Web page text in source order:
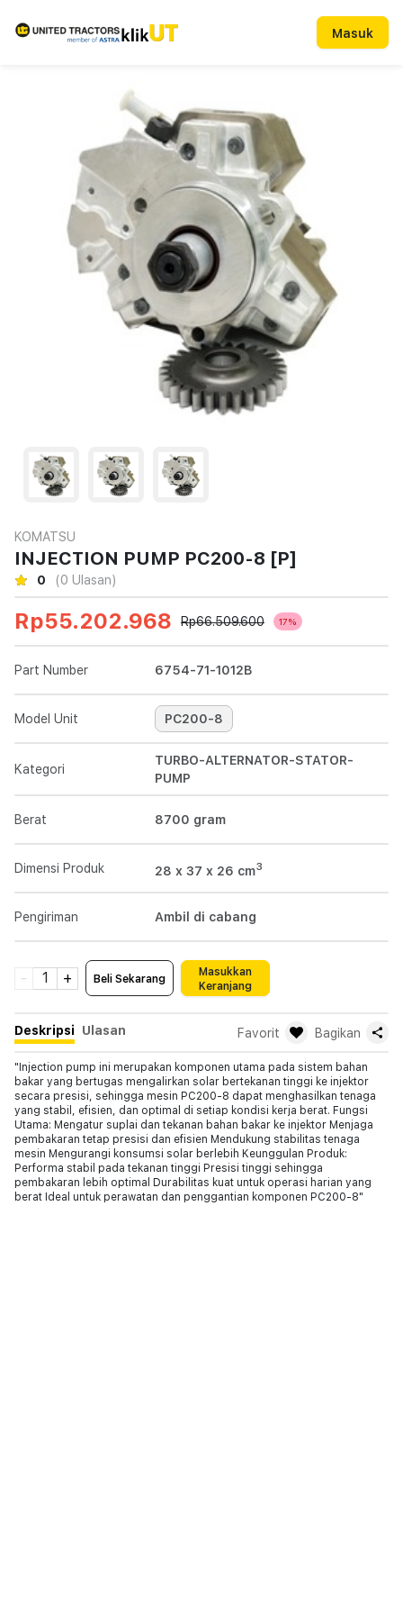
Masuk
KOMATSU
INJECTION PUMP PC200-8 [P]
0 (0 Ulasan)
Rp55.202.968 Rp66.509.600 17%
Part Number 6754-71-1012B
Model Unit PC200-8
Kategori
TURBO-ALTERNATOR-STATOR-
PUMP
Berat 8700 gram
Dimensi Produk 28 x 37 x 26 cm3
Pengiriman Ambil di cabang
- 1 + Beli Sekarang
Masukkan
Keranjang
Deskripsi Ulasan Favorit Bagikan
"Injection pump ini merupakan komponen utama pada sistem bahan
bakar yang bertugas mengalirkan solar bertekanan tinggi ke injektor
secara presisi, sehingga mesin PC200-8 dapat menghasilkan tenaga
yang stabil, efisien, dan optimal di setiap kondisi kerja berat. Fungsi
Utama: Mengatur suplai dan tekanan bahan bakar ke injektor Menjaga
pembakaran tetap presisi dan efisien Mendukung stabilitas tenaga
mesin Mengurangi konsumsi solar berlebih Keunggulan Produk:
Performa stabil pada tekanan tinggi Presisi tinggi sehingga
pembakaran lebih optimal Durabilitas kuat untuk operasi harian yang
berat Ideal untuk perawatan dan penggantian komponen PC200-8"